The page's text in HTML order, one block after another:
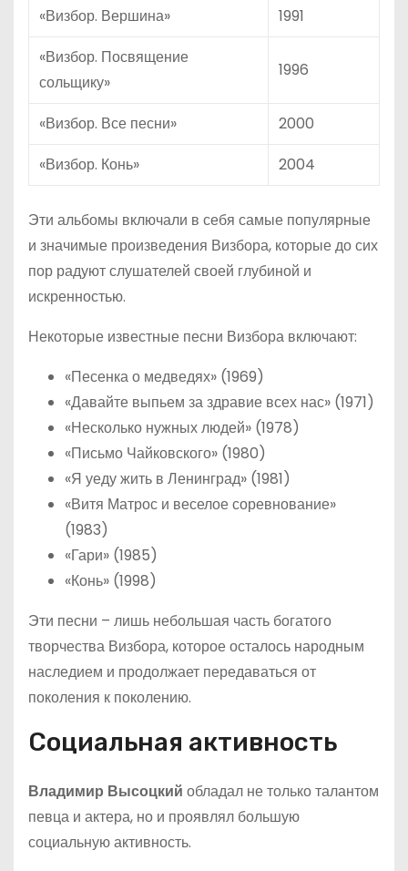
«Визбор. Вершина»
1991
«Визбор. Посвящение
сольщику»
1996
«Визбор. Все песни»
2000
«Визбор. Конь»
2004
Эти альбомы включали в себя самые популярные
и значимые произведения Визбора, которые до сих
пор радуют слушателей своей глубиной и
искренностью.
Некоторые известные песни Визбора включают:
«Песенка о медведях» (1969)
«Давайте выпьем за здравие всех нас» (1971)
«Несколько нужных людей» (1978)
«Письмо Чайковского» (1980)
«Я уеду жить в Ленинград» (1981)
«Витя Матрос и веселое соревнование»
(1983)
«Гари» (1985)
«Конь» (1998)
Эти песни – лишь небольшая часть богатого
творчества Визбора, которое осталось народным
наследием и продолжает передаваться от
поколения к поколению.
Социальная активность
Владимир Высоцкий обладал не только талантом
певца и актера, но и проявлял большую
социальную активность.